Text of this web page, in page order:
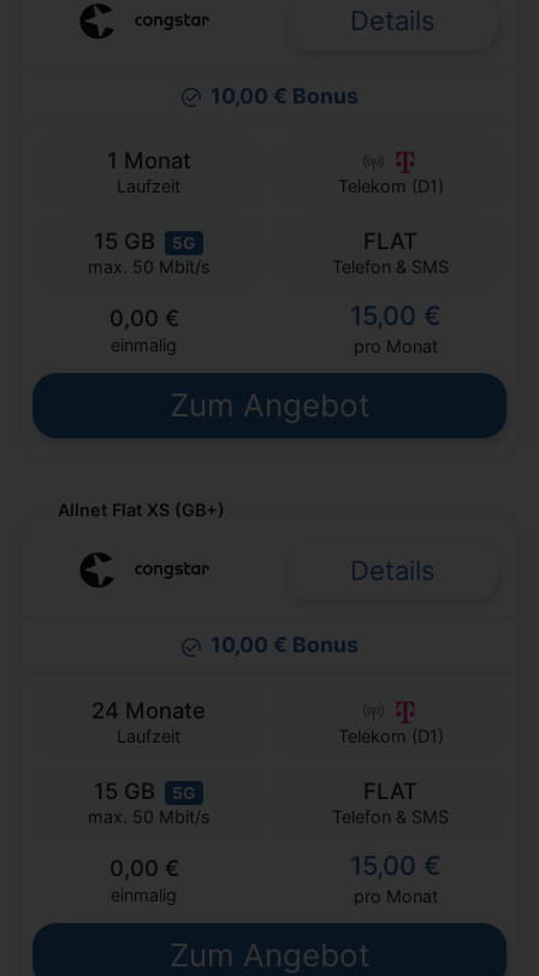
Details
10,00 € Bonus
1 Monat
Laufzeit Telekom (D1)
15 GB 5G
max. 50 Mbit/s
FLAT
Telefon & SMS
0,00 €
einmalig
15,00 €
pro Monat
Zum Angebot
Allnet Flat XS (GB+)
Details
10,00 € Bonus
24 Monate
Laufzeit Telekom (D1)
15 GB 5G
max. 50 Mbit/s
FLAT
Telefon & SMS
0,00 €
einmalig
15,00 €
pro Monat
Zum Angebot